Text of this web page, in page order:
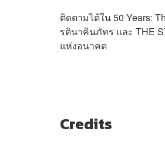
ติดตามได้ใน 50 Years:
รตินาคินภัทร และ THE
แห่งอนาคต
Credits